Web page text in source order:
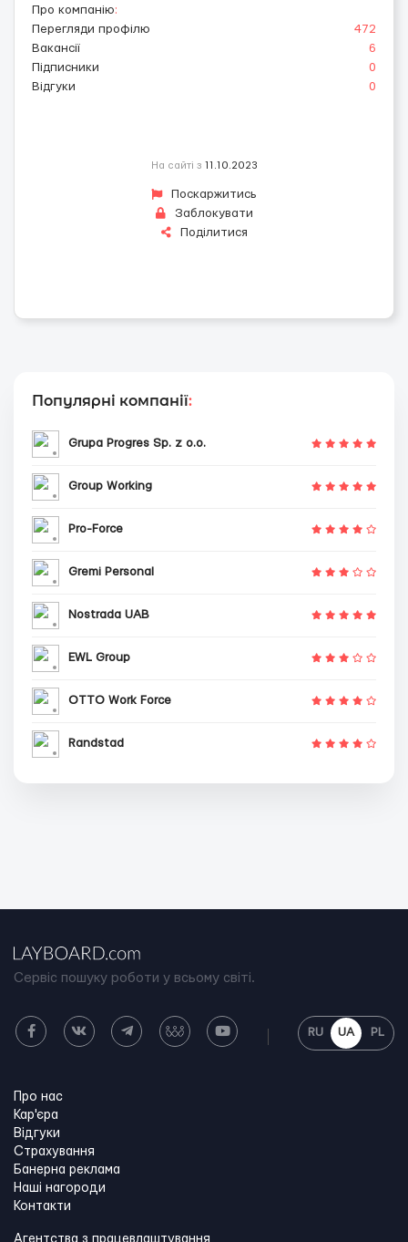
Про компанію:
Перегляди профілю
472
Вакансії
6
Підписники
0
Відгуки
0
На сайті з 11.10.2023
Поскаржитись
Заблокувати
Поділитися
Популярні компанії:
Grupa Progres Sp. z o.o.
Group Working
Pro-Force
Gremi Personal
Nostrada UAB
EWL Group
OTTO Work Force
Randstad
Сервіс пошуку роботи у всьому світі.
RU UA PL
Про нас
Кар'єра
Відгуки
Страхування
Банерна реклама
Наші нагороди
Контакти
Агентства з працевлаштування